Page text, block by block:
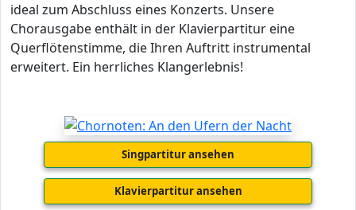
ideal zum Abschluss eines Konzerts. Unsere
Chorausgabe enthält in der Klavierpartitur eine
Querflötenstimme, die Ihren Auftritt instrumental
erweitert. Ein herrliches Klangerlebnis!
Singpartitur ansehen
Klavierpartitur ansehen